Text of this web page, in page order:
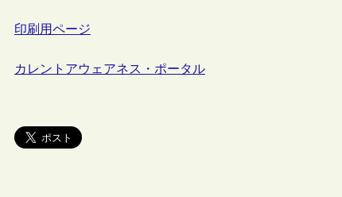
印刷用ページ
カレントアウェアネス・ポータル